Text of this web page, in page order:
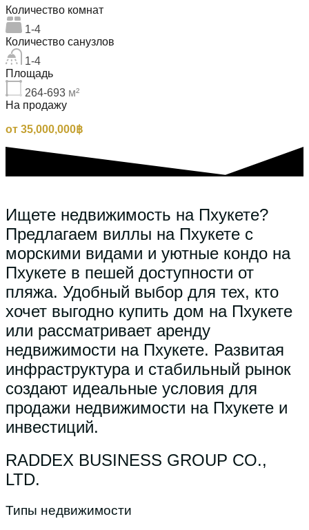
Количество комнат
1-4
Количество санузлов
1-4
Площадь
264-693 м²
На продажу
от 35,000,000฿
Ищете недвижимость на Пхукете?
Предлагаем виллы на Пхукете с
морскими видами и уютные кондо на
Пхукете в пешей доступности от
пляжа. Удобный выбор для тех, кто
хочет выгодно купить дом на Пхукете
или рассматривает аренду
недвижимости на Пхукете. Развитая
инфраструктура и стабильный рынок
создают идеальные условия для
продажи недвижимости на Пхукете и
инвестиций.
RADDEX BUSINESS GROUP CO.,
LTD.
Типы недвижимости